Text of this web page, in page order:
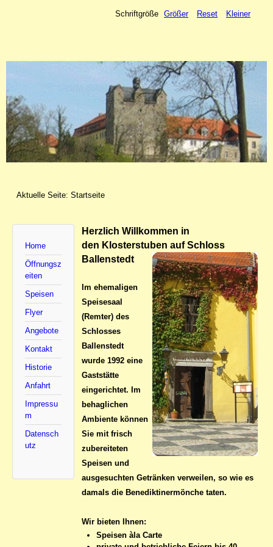
Schriftgröße Größer Reset Kleiner
Aktuelle Seite: Startseite
Home
Öffnungsz
eiten
Speisen
Flyer
Angebote
Kontakt
Historie
Anfahrt
Impressu
m
Datensch
utz
Herzlich Willkommen in
den Klosterstuben auf Schloss
Ballenstedt
Im ehemaligen
Speisesaal
(Remter) des
Schlosses
Ballenstedt
wurde 1992 eine
Gaststätte
eingerichtet. Im
behaglichen
Ambiente können
Sie mit frisch
zubereiteten
Speisen und
ausgesuchten Getränken verweilen, so wie es
damals die Benediktinermönche taten.
Wir bieten Ihnen:
Speisen àla Carte